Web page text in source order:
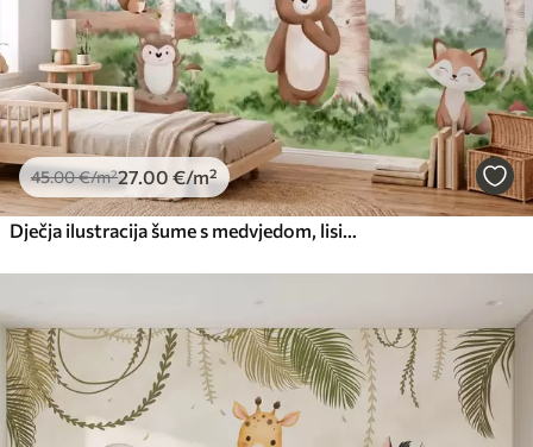
45.00€/m²27.00 €/m²
Dječja ilustracija šume s medvjedom, lisicom i ježem